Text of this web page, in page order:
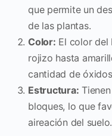
que permite un
de las plantas.
Color: El color del
rojizo hasta
cantidad de
Estructura:
bloques, lo que
aireación del suelo.